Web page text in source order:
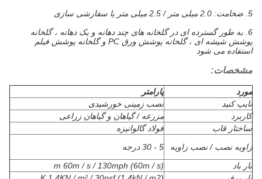
5. ضخامت: 2.0 میلی متر / 2.5 میلی متر یا سفارشی سازی
6. به طور گسترده ای در گلخانه های چند دهانه و یک دهانه ، گلخانه
پوشش شیشه ای ، گلخانه پوشش ورق PC و گلخانه پوشش فیلم
استفاده می شود
مشخصات:
مورد
پارامتر
تایپ کنید
نصب زمینی خورشیدی
کاربرد
مزرعه / گیاهان و گیاهان زراعی
ساختار قاب
فولاد گالوانیزه
زاویه نصب / نصب زاویه
5 - 30 درجه
بار باد
m 60m / s / 130mph (60m / s)